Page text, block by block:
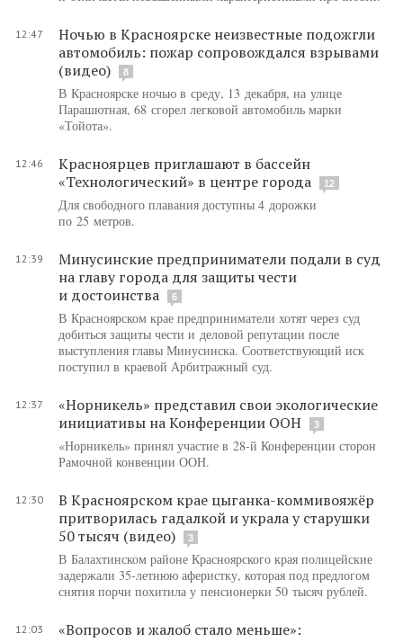
12:47
Ночью в Красноярске неизвестные подожгли
автомобиль: пожар сопровождался взрывами
(видео)
8
В Красноярске ночью в среду, 13 декабря, на улице
Парашютная, 68 сгорел легковой автомобиль марки
«Тойота».
12:46
Красноярцев приглашают в бассейн
«Технологический» в центре города
12
Для свободного плавания доступны 4 дорожки
по 25 метров.
12:39
Минусинские предприниматели подали в суд
на главу города для защиты чести
и достоинства
6
В Красноярском крае предприниматели хотят через суд
добиться защиты чести и деловой репутации после
выступления главы Минусинска. Соответствующий иск
поступил в краевой Арбитражный суд.
12:37
«Норникель» представил свои экологические
инициативы на Конференции ООН
3
«Норникель» принял участие в 28-й Конференции сторон
Рамочной конвенции ООН.
12:30
В Красноярском крае цыганка-коммивояжёр
притворилась гадалкой и украла у старушки
50 тысяч (видео)
3
В Балахтинском районе Красноярского края полицейские
задержали 35-летнюю аферистку, которая под предлогом
снятия порчи похитила у пенсионерки 50 тысяч рублей.
12:03
«Вопросов и жалоб стало меньше»: